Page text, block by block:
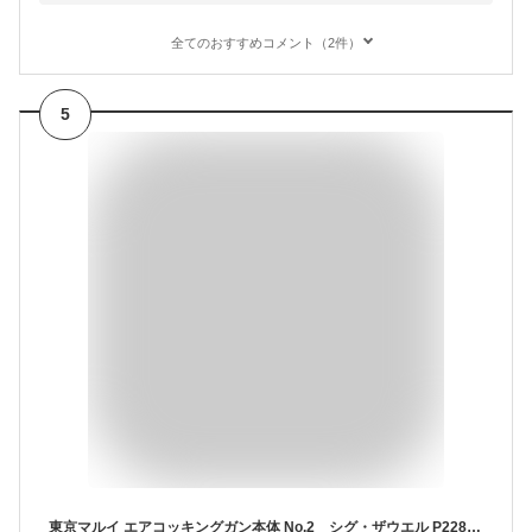
全てのおすすめコメント（2件）
5
東京マルイ エアコッキングガン本体 No.2 シグ・ザウエル P228 HG ホップアップ 18歳以上 エアコキ